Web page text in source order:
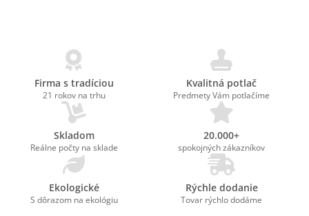
Firma s tradíciou
21 rokov na trhu
Kvalitná potlač
Predmety Vám potlačíme
Skladom
Reálne počty na sklade
20.000+
spokojných zákazníkov
Ekologické
S dôrazom na ekológiu
Rýchle dodanie
Tovar rýchlo dodáme